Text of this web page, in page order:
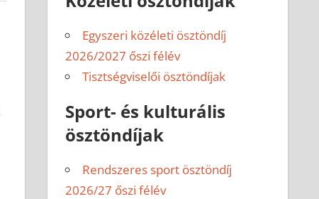
Egyszeri közéleti ösztöndíj
2026/2027 őszi félév
Tisztségviselői ösztöndíjak
Sport- és kulturális
ösztöndíjak
Rendszeres sport ösztöndíj
2026/27 őszi félév